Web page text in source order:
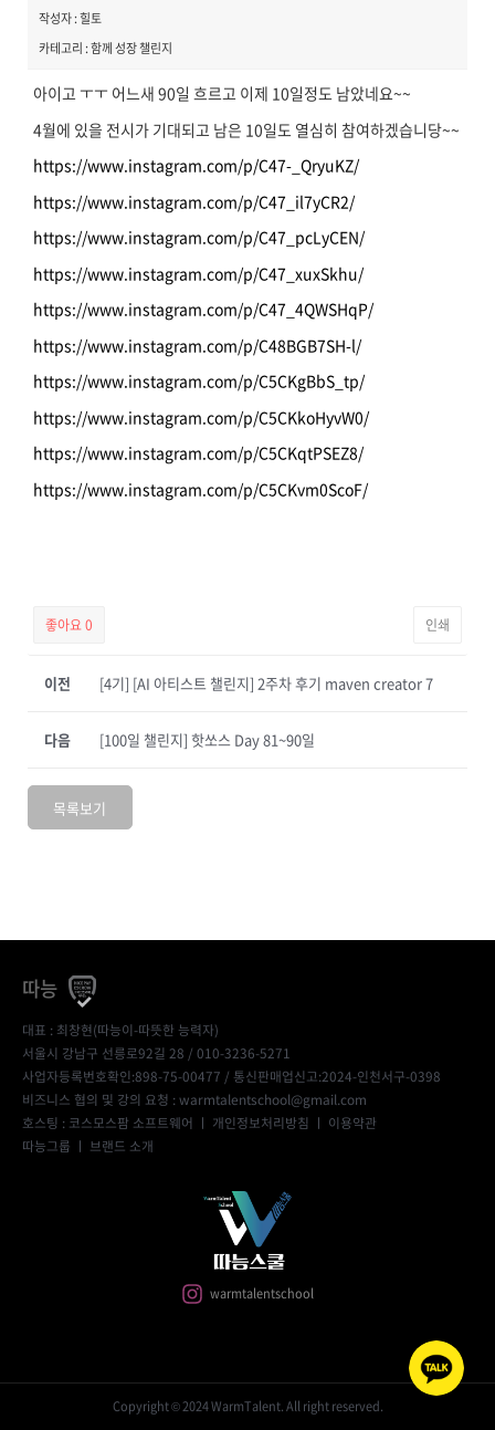
작성자 : 힐토
카테고리 : 함께 성장 챌린지
아이고 ㅜㅜ 어느새 90일 흐르고 이제 10일정도 남았네요~~
4월에 있을 전시가 기대되고 남은 10일도 열심히 참여하겠습니당~~
https://www.instagram.com/p/C47-_QryuKZ/
https://www.instagram.com/p/C47_il7yCR2/
https://www.instagram.com/p/C47_pcLyCEN/
https://www.instagram.com/p/C47_xuxSkhu/
https://www.instagram.com/p/C47_4QWSHqP/
https://www.instagram.com/p/C48BGB7SH-l/
https://www.instagram.com/p/C5CKgBbS_tp/
https://www.instagram.com/p/C5CKkoHyvW0/
https://www.instagram.com/p/C5CKqtPSEZ8/
https://www.instagram.com/p/C5CKvm0ScoF/
좋아요0 인쇄
이전 [4기] [AI 아티스트 챌린지] 2주차 후기 maven creator 7
[100일 챌린지] 핫쏘스 Day 81~90일
다음
목록보기
따능
대표 : 최창현(따능이-따뜻한 능력자)
서울시 강남구 선릉로92길 28 / 010-3236-5271
사업자등록번호확인:898-75-00477 / 통신판매업신고:2024-인천서구-0398
비즈니스 협의 및 강의 요청 : warmtalentschool@gmail.com
호스팅 : 코스모스팜 소프트웨어 ㅣ 개인정보처리방침 ㅣ 이용약관
따능그룹 ㅣ 브랜드 소개
warmtalentschool
Copyright © 2024 WarmTalent. All right reserved.